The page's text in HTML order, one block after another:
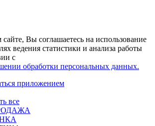
Вы соглашаетесь на использование
ведения статистики и анализа работы
с
обработки персональных данных.
приложением
все